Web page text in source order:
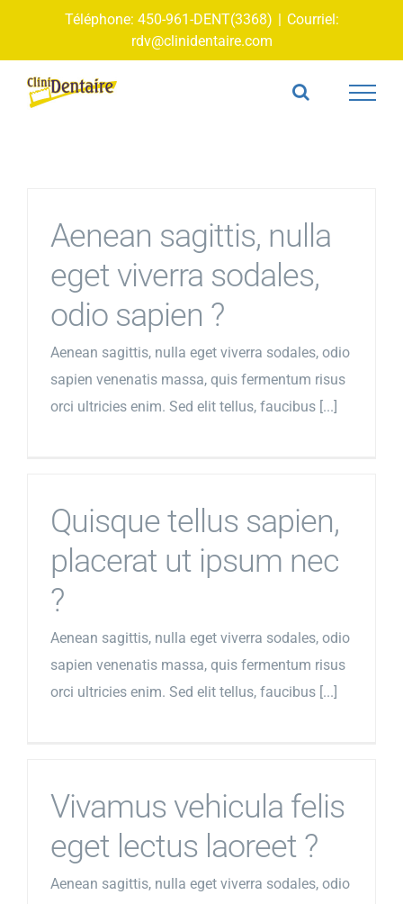
content
Téléphone: 450-961-DENT(3368) | Courriel:
rdv@clinidentaire.com
Aenean sagittis, nulla
eget viverra sodales,
odio sapien ?
Aenean sagittis, nulla eget viverra sodales, odio
sapien venenatis massa, quis fermentum risus
orci ultricies enim. Sed elit tellus, faucibus [...]
Quisque tellus sapien,
placerat ut ipsum nec
?
Aenean sagittis, nulla eget viverra sodales, odio
sapien venenatis massa, quis fermentum risus
orci ultricies enim. Sed elit tellus, faucibus [...]
Vivamus vehicula felis
eget lectus laoreet ?
Aenean sagittis, nulla eget viverra sodales, odio